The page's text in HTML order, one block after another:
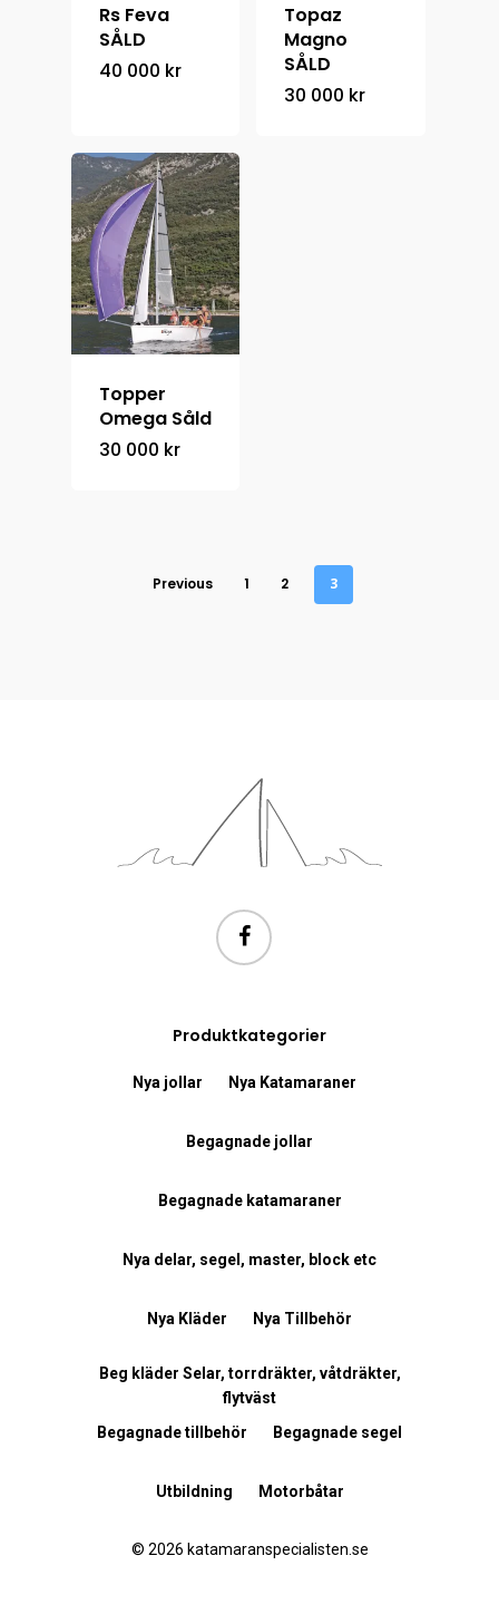
Rs Feva
SÅLD
40 000 kr
Topaz
Magno
SÅLD
30 000 kr
Topper
Omega Såld
30 000 kr
Previous 1 2 3
Produktkategorier
Nya jollar Nya Katamaraner
Begagnade jollar
Begagnade katamaraner
Nya delar, segel, master, block etc
Nya Kläder Nya Tillbehör
Beg kläder Selar, torrdräkter, våtdräkter,
flytväst
Begagnade tillbehör
Begagnade segel
Utbildning Motorbåtar
© 2026 katamaranspecialisten.se